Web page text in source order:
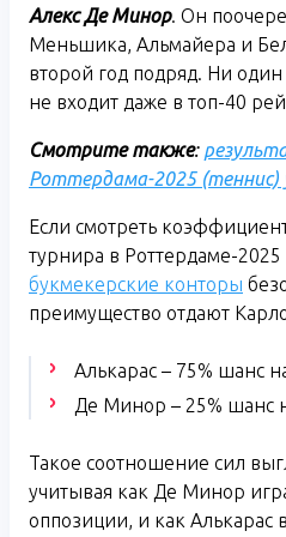
Алекс Де Минор. Он
Меньшика, Альмайера и
второй год подряд. Ни
не входит даже в топ-40
Смотрите также:
Роттердама-2025 (теннис)
Если смотреть
турнира в Роттердаме-2025
букмекерские конторы
преимущество отдают
Алькарас – 75% шанс
Де Минор – 25% шанс
Такое соотношение сил
учитывая как Де Минор
оппозиции, и как Алькарас